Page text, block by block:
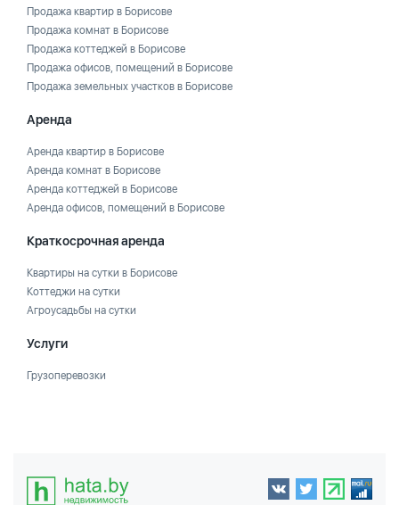
Продажа квартир в Борисове
Продажа комнат в Борисове
Продажа коттеджей в Борисове
Продажа офисов, помещений в Борисове
Продажа земельных участков в Борисове
Аренда
Аренда квартир в Борисове
Аренда комнат в Борисове
Аренда коттеджей в Борисове
Аренда офисов, помещений в Борисове
Краткосрочная аренда
Квартиры на сутки в Борисове
Коттеджи на сутки
Агроусадьбы на сутки
Услуги
Грузоперевозки